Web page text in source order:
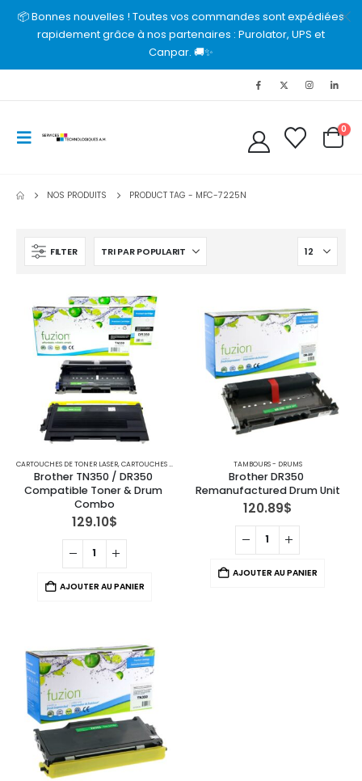
📦 Bonnes nouvelles ! Toutes vos commandes sont expédiées
rapidement grâce à nos partenaires : Purolator, UPS et
Canpar. 🚚✨
0
NOS PRODUITS PRODUCT TAG - MFC-7225N
FILTER
CARTOUCHES DE TONER LASER,CARTOUCHES POUR IMPRIMANTES BROTHER ,TAMBOURS - DRUMS
Brother TN350 / DR350
Compatible Toner & Drum
Combo
129.10$
AJOUTER AU PANIER
TAMBOURS - DRUMS
Brother DR350
Remanufactured Drum Unit
120.89$
AJOUTER AU PANIER